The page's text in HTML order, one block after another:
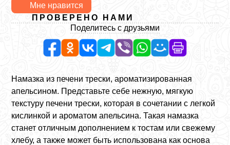
Мне нравится
ПРОВЕРЕНО НАМИ
Поделитесь с друзьями
Намазка из печени трески, ароматизированная
апельсином. Представьте себе нежную, мягкую
текстуру печени трески, которая в сочетании с легкой
кислинкой и ароматом апельсина. Такая намазка
станет отличным дополнением к тостам или свежему
хлебу, а также может быть использована как основа